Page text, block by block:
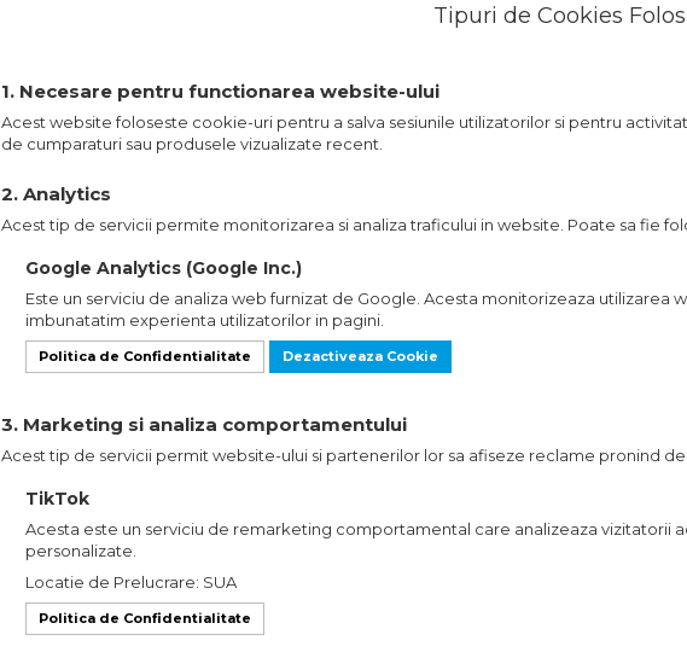
Tipuri de Cookies
1. Necesare pentru functionarea website-ului
Acest website foloseste cookie-uri pentru a salva sesiunile utilizatorilor si pentru
de cumparaturi sau produsele vizualizate recent.
2. Analytics
Acest tip de servicii permite monitorizarea si analiza traficului in website. Poate sa fie
Google Analytics (Google Inc.)
Este un serviciu de analiza web furnizat de Google. Acesta monitorizeaza utilizarea
imbunatatim experienta utilizatorilor in pagini.
Politica de Confidentialitate Dezactiveaza Cookie
3. Marketing si analiza comportamentului
Acest tip de servicii permit website-ului si partenerilor lor sa afiseze reclame pronind
TikTok
Acesta este un serviciu de remarketing comportamental care analizeaza vizitatorii
personalizate.
Locatie de Prelucrare: SUA
Politica de Confidentialitate